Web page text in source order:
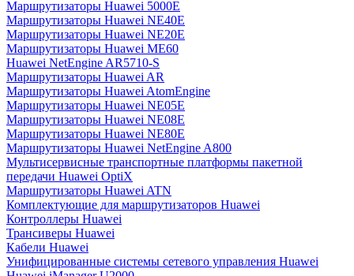
Маршрутизаторы Huawei 5000E
Маршрутизаторы Huawei NE40E
Маршрутизаторы Huawei NE20E
Маршрутизаторы Huawei ME60
Huawei NetEngine AR5710-S
Маршрутизаторы Huawei AR
Маршрутизаторы Huawei AtomEngine
Маршрутизаторы Huawei NE05E
Маршрутизаторы Huawei NE08E
Маршрутизаторы Huawei NE80E
Маршрутизаторы Huawei NetEngine A800
Мультисервисные транспортные платформы пакетной
передачи Huawei OptiX
Маршрутизаторы Huawei ATN
Комплектующие для маршрутизаторов Huawei
Контроллеры Huawei
Трансиверы Huawei
Кабели Huawei
Унифицированные системы сетевого управления Huawei